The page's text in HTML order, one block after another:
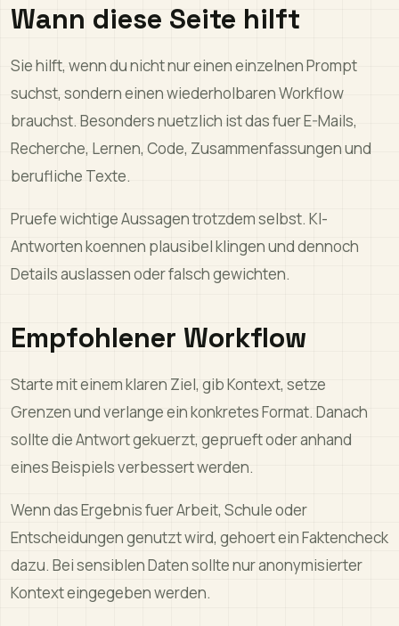
Wann diese Seite hilft
Sie hilft, wenn du nicht nur einen einzelnen Prompt
suchst, sondern einen wiederholbaren Workflow
brauchst. Besonders nuetzlich ist das fuer E-Mails,
Recherche, Lernen, Code, Zusammenfassungen und
berufliche Texte.
Pruefe wichtige Aussagen trotzdem selbst. KI-
Antworten koennen plausibel klingen und dennoch
Details auslassen oder falsch gewichten.
Empfohlener Workflow
Starte mit einem klaren Ziel, gib Kontext, setze
Grenzen und verlange ein konkretes Format. Danach
sollte die Antwort gekuerzt, geprueft oder anhand
eines Beispiels verbessert werden.
Wenn das Ergebnis fuer Arbeit, Schule oder
Entscheidungen genutzt wird, gehoert ein Faktencheck
dazu. Bei sensiblen Daten sollte nur anonymisierter
Kontext eingegeben werden.